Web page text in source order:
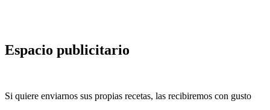
Espacio publicitario
Si quiere enviarnos sus propias recetas, las recibiremos con gusto